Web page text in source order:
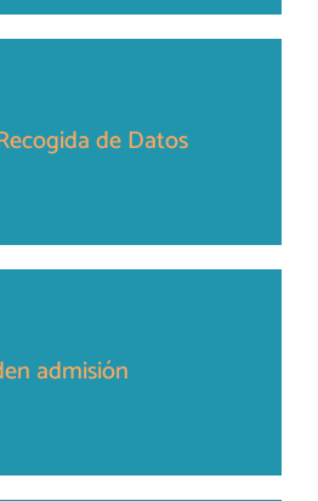
de Datos
admisión